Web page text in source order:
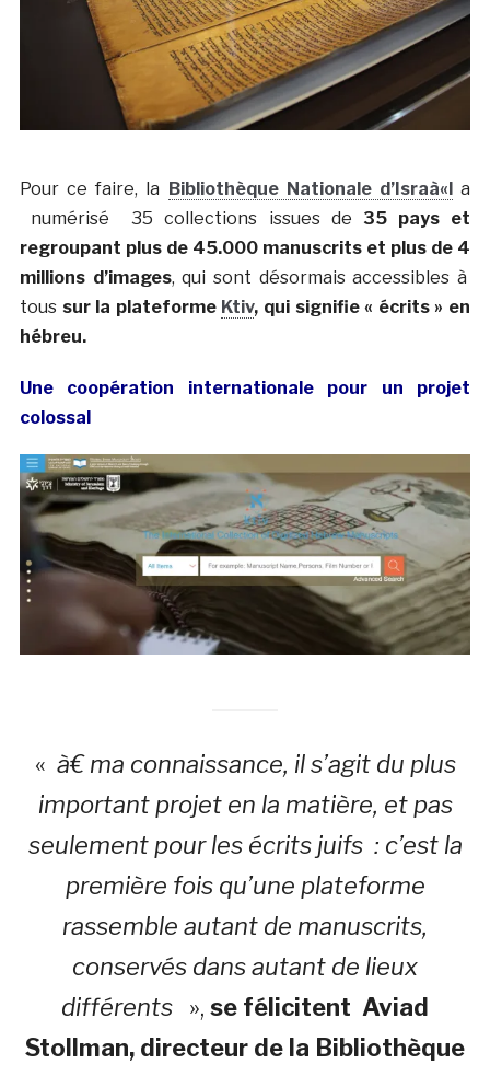
Pour ce faire, la Bibliothèque Nationale d’Israà«la
numérisé 35 collections issues de 35 pays et
regroupant plus de 45.000 manuscrits et plus de 4
millions d’images, qui sont désormais accessibles à
tous sur la plateforme Ktiv, qui signifie « écrits » en
hébreu.
Une coopération internationale pour un projet
colossal
« à€ ma connaissance, il s’agit du plus
important projet en la matière, et pas
seulement pour les écrits juifs : c’est la
première fois qu’une plateforme
rassemble autant de manuscrits,
conservés dans autant de lieux
différents », se félicitent Aviad
Stollman, directeur de la Bibliothèque